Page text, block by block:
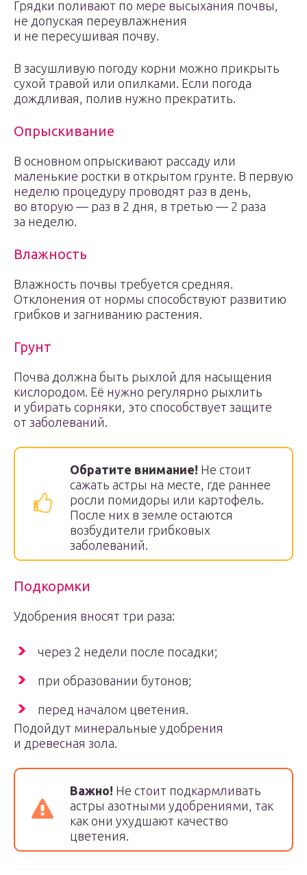
Грядки поливают по мере высыхания почвы,
не допуская переувлажнения
и не пересушивая почву.
В засушливую погоду корни можно прикрыть
сухой травой или опилками. Если погода
дождливая, полив нужно прекратить.
Опрыскивание
В основном опрыскивают рассаду или
маленькие ростки в открытом грунте. В первую
неделю процедуру проводят раз в день,
во вторую — раз в 2 дня, в третью — 2 раза
за неделю.
Влажность
Влажность почвы требуется средняя.
Отклонения от нормы способствуют развитию
грибков и загниванию растения.
Грунт
Почва должна быть рыхлой для насыщения
кислородом. Её нужно регулярно рыхлить
и убирать сорняки, это способствует защите
от заболеваний.
Обратите внимание! Не стоит
сажать астры на месте, где раннее
росли помидоры или картофель.
После них в земле остаются
возбудители грибковых
заболеваний.
Подкормки
Удобрения вносят три раза:
через 2 недели после посадки;
при образовании бутонов;
перед началом цветения.
Подойдут минеральные удобрения
и древесная зола.
Важно! Не стоит подкармливать
астры азотными удобрениями, так
как они ухудшают качество
цветения.